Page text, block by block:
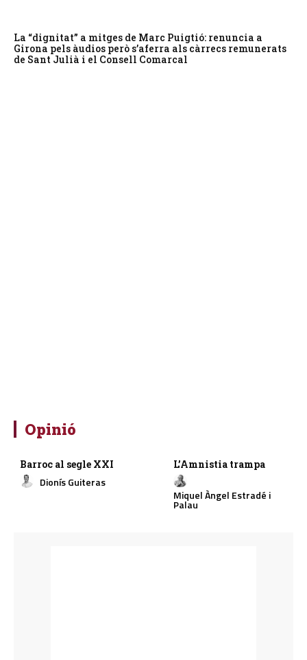
La “dignitat” a mitges de Marc Puigtió: renuncia a
Girona pels àudios però s’aferra als càrrecs remunerats
de Sant Julià i el Consell Comarcal
Opinió
Barroc al segle XXI
Dionís Guiteras
L’Amnistia trampa
Miquel Àngel Estradé i
Palau